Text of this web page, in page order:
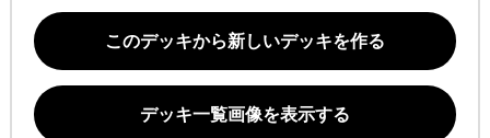
このデッキから新しいデッキを作る
デッキ一覧画像を表示する